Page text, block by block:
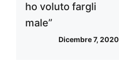
ho voluto fargli
male”
Dicembre 7, 2020